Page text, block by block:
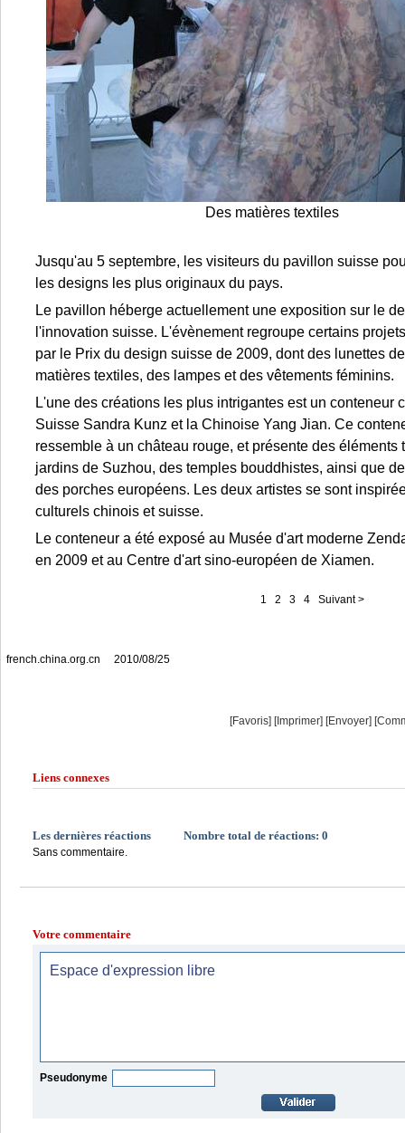
Des matières textiles
Jusqu'au 5 septembre, les visiteurs du pavillon suisse
les designs les plus originaux du pays.
Le pavillon héberge actuellement une exposition sur le
l'innovation suisse. L'évènement regroupe certains
par le Prix du design suisse de 2009, dont des lunettes
matières textiles, des lampes et des vêtements féminins.
L'une des créations les plus intrigantes est un conteneur
Suisse Sandra Kunz et la Chinoise Yang Jian. Ce
ressemble à un château rouge, et présente des éléments
jardins de Suzhou, des temples bouddhistes, ainsi que
des porches européens. Les deux artistes se sont
culturels chinois et suisse.
Le conteneur a été exposé au Musée d'art moderne
en 2009 et au Centre d'art sino-européen de Xiamen.
1 2 3 4 Suivant >
french.china.org.cn 2010/08/25
[Favoris] [Imprimer] [Envoyer]
Liens connexes
Les dernières réactions Nombre total de réactions: 0
Sans commentaire.
Votre commentaire
Pseudonyme